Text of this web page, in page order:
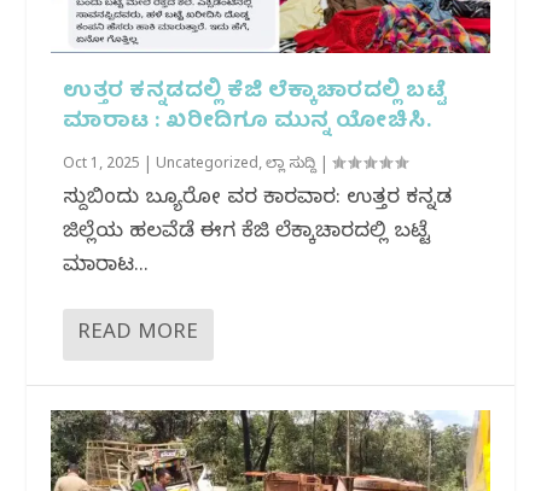
ಉತ್ತರ ಕನ್ನಡದಲ್ಲಿ ಕೆಜಿ ಲೆಕ್ಕಾಚಾರದಲ್ಲಿ ಬಟ್ಟೆ
ಮಾರಾಟ : ಖರೀದಿಗೂ‌ ಮುನ್ನ ಯೋಚಿಸಿ.
Oct 1, 2025 Uncategorized,ಜಿಲ್ಲಾ ಸುದ್ದಿ |
ಸುದ್ದಿಬಿಂದು ಬ್ಯೂರೋ ವರದಿ ಕಾರವಾರ: ಉತ್ತರ ಕನ್ನಡ
ಜಿಲ್ಲೆಯ ಹಲವೆಡೆ ಈಗ ಕೆಜಿ ಲೆಕ್ಕಾಚಾರದಲ್ಲಿ ಬಟ್ಟೆ
ಮಾರಾಟ...
READ MORE